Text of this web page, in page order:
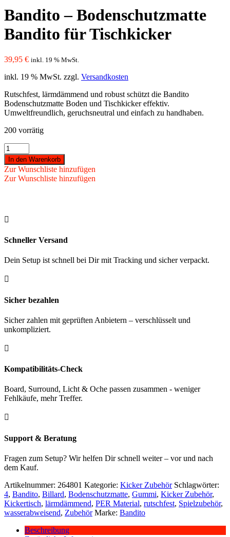
Bandito – Bodenschutzmatte
Bandito für Tischkicker
39,95 € inkl. 19 % MwSt.
inkl. 19 % MwSt. zzgl. Versandkosten
Rutschfest, lärmdämmend und robust schützt die Bandito
Bodenschutzmatte Boden und Tischkicker effektiv.
Umweltfreundlich, geruchsneutral und einfach zu handhaben.
200 vorrätig
Bandito
-
Bodenschutzmatte
Bandito
für
In den Warenkorb
Zur Wunschliste hinzufügen
Zur Wunschliste hinzufügen

Schneller Versand
Dein Setup ist schnell bei Dir mit Tracking und sicher verpackt.

Sicher bezahlen
Sicher zahlen mit geprüften Anbietern – verschlüsselt und
unkompliziert.

Kompatibilitäts-Check
Board, Surround, Licht & Oche passen zusammen - weniger
Fehlkäufe, mehr Treffer.

Support & Beratung
Fragen zum Setup? Wir helfen Dir schnell weiter – vor und nach
dem Kauf.
Artikelnummer: 264801 Kategorie: Kicker Zubehör Schlagwörter:
4, Bandito, Billard, Bodenschutzmatte, Gummi, Kicker Zubehör,
Kickertisch, lärmdämmend, PER Material, rutschfest, Spielzubehör,
wasserabweisend, Zubehör Marke: Bandito
Beschreibung